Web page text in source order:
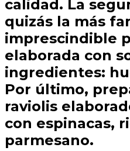
calidad. La
quizás la más
imprescindible
elaborada con
ingredientes:
Por último,
raviolis
con espinacas,
parmesano.